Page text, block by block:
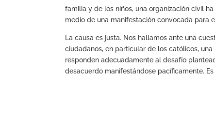
familia y de los niños, una organización civil
medio de una manifestación convocada para
La causa es justa. Nos hallamos ante una
ciudadanos, en particular de los católicos,
responden adecuadamente al desafío
desacuerdo manifestándose pacíficamente.